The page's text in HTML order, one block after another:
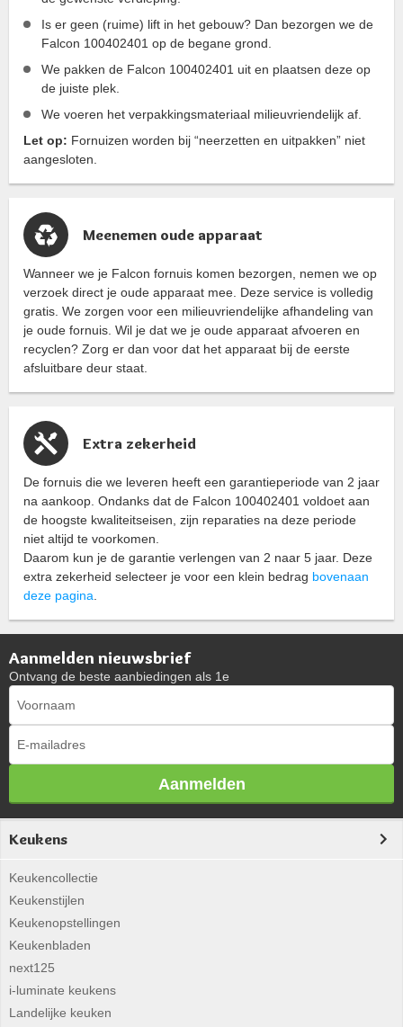
Is er geen (ruime) lift in het gebouw? Dan bezorgen we de
Falcon 100402401 op de begane grond.
We pakken de Falcon 100402401 uit en plaatsen deze op
de juiste plek.
We voeren het verpakkingsmateriaal milieuvriendelijk af.
Let op: Fornuizen worden bij “neerzetten en uitpakken” niet
aangesloten.
Meenemen oude apparaat
Wanneer we je Falcon fornuis komen bezorgen, nemen we op
verzoek direct je oude apparaat mee. Deze service is volledig
gratis. We zorgen voor een milieuvriendelijke afhandeling van
je oude fornuis. Wil je dat we je oude apparaat afvoeren en
recyclen? Zorg er dan voor dat het apparaat bij de eerste
afsluitbare deur staat.
Extra zekerheid
De fornuis die we leveren heeft een garantieperiode van 2 jaar
na aankoop. Ondanks dat de Falcon 100402401 voldoet aan
de hoogste kwaliteitseisen, zijn reparaties na deze periode
niet altijd te voorkomen.
Daarom kun je de garantie verlengen van 2 naar 5 jaar. Deze
extra zekerheid selecteer je voor een klein bedrag bovenaan
deze pagina
Aanmelden nieuwsbrief
Ontvang de beste aanbiedingen als 1e
Aanmelden
Keukens
Keukencollectie
Keukenstijlen
Keukenopstellingen
Keukenbladen
next125
i-luminate keukens
Landelijke keuken